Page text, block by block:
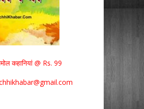
कहानियां @ Rs. 99